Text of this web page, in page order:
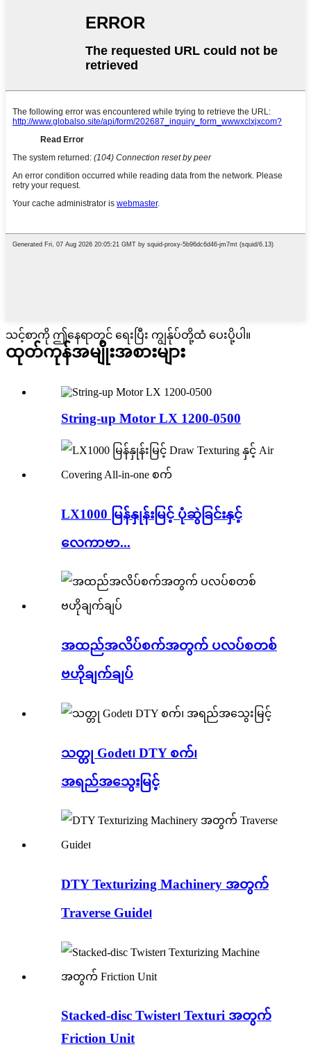
သင့်စာကို ဤနေရာတွင် ရေးပြီး ကျွန်ုပ်တို့ထံ ပေးပို့ပါ။
ထုတ်ကုန်အမျိုးအစားများ
String-up Motor LX 1200-0500
LX1000 မြန်နှုန်းမြင့် ပုံဆွဲခြင်းနှင့်
လေကာဗာ...
အထည်အလိပ်စက်အတွက် ပလပ်စတစ်
ဗဟိုချက်ချပ်
သတ္တု Godet၊ DTY စက်၊
အရည်အသွေးမြင့်
DTY Texturizing Machinery အတွက်
Traverse Guide၊
Stacked-disc Twister၊ Texturi အတွက်
Friction Unit